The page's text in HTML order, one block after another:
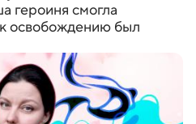
героиня смогла
освобождению был